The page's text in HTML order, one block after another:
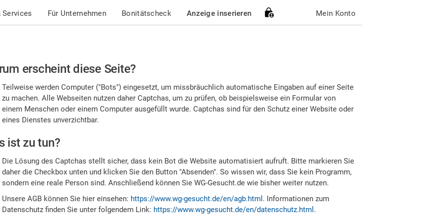
Services Für Unternehmen Bonitätscheck Anzeige inserieren Mein Konto
erscheint diese Seite?
Teilweise werden Computer ("Bots") eingesetzt, um missbräuchlich automatische Eingaben auf einer Seite
zu machen. Alle Webseiten nutzen daher Captchas, um zu prüfen, ob beispielsweise ein Formular von
einem Menschen oder einem Computer ausgefüllt wurde. Captchas sind für den Schutz einer Website oder
eines Dienstes unverzichtbar.
ist zu tun?
Die Lösung des Captchas stellt sicher, dass kein Bot die Website automatisiert aufruft. Bitte markieren Sie
daher die Checkbox unten und klicken Sie den Button "Absenden". So wissen wir, dass Sie kein Programm,
sondern eine reale Person sind. Anschließend können Sie WG-Gesucht.de wie bisher weiter nutzen.
Unsere AGB können Sie hier einsehen: https://www.wg-gesucht.de/en/agb.html . Informationen zum
Datenschutz finden Sie unter folgendem Link: https://www.wg-gesucht.de/en/datenschutz.html .